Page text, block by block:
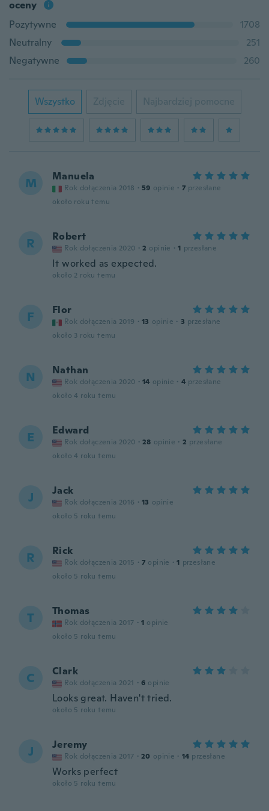
oceny
Pozytywne
1708
Neutralny
251
Negatywne
260
Wszystko Zdjęcie Najbardziej pomocne
M Manuela
Rok dołączenia 2018 · 59 opinie · 7 przesłane
około roku temu
R Robert
Rok dołączenia 2020 · 2 opinie · 1 przesłane
It worked as expected.
około 2 roku temu
F Flor
Rok dołączenia 2019 · 13 opinie · 3 przesłane
około 3 roku temu
N Nathan
Rok dołączenia 2020 · 14 opinie · 4 przesłane
około 4 roku temu
E Edward
Rok dołączenia 2020 · 28 opinie · 2 przesłane
około 4 roku temu
J Jack
Rok dołączenia 2016 · 13 opinie
około 5 roku temu
R Rick
Rok dołączenia 2015 · 7 opinie · 1 przesłane
około 5 roku temu
T Thomas
Rok dołączenia 2017 · 1 opinie
około 5 roku temu
C Clark
Rok dołączenia 2021 · 6 opinie
Looks great. Haven't tried.
około 5 roku temu
J Jeremy
Rok dołączenia 2017 · 20 opinie · 14 przesłane
Works perfect
około 5 roku temu